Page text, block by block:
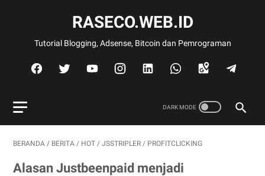
RASECO.WEB.ID
Tutorial Blogging, Adsense, Bitcoin dan Pemrograman
BERANDA / BERITA / HOT / JSSTRIPLER / PROFITCLICKING
Alasan Justbeenpaid menjadi